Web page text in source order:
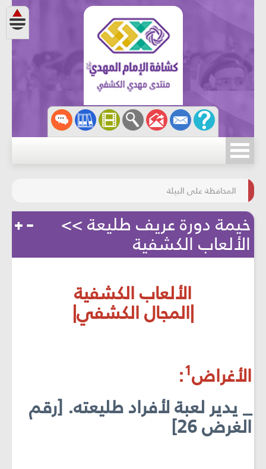
مسابقة الركب الحسينيّ
المحافظة على البيئة
خيمة دورة عريف طليعة >>
الألعاب الكشفية
الألعاب الكشفية
|المجال الكشفي|
الأغراض1
:
_ يدير لعبة لأفراد طليعته. [رقم
الغرض 26]